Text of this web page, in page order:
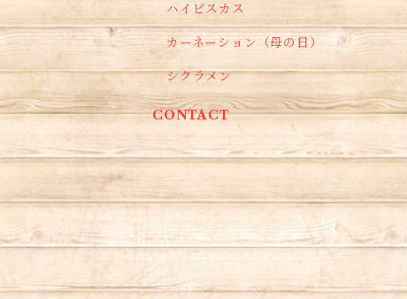
ハイビスカス
カーネーション（母の日）
シクラメン
CONTACT